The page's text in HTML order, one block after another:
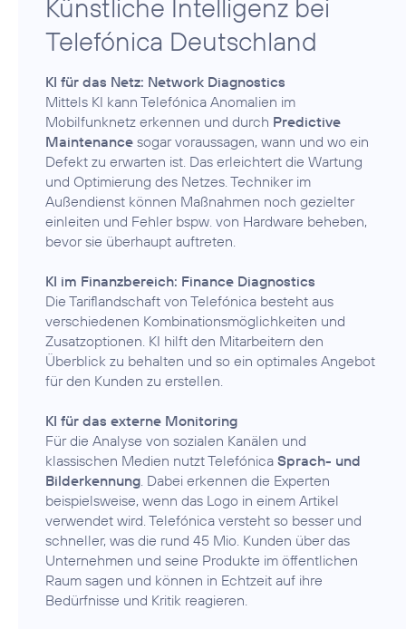
Künstliche Intelligenz bei
Telefónica Deutschland
KI für das Netz: Network Diagnostics
Mittels KI kann Telefónica Anomalien im
Mobilfunknetz erkennen und durch Predictive
Maintenance sogar voraussagen, wann und wo ein
Defekt zu erwarten ist. Das erleichtert die Wartung
und Optimierung des Netzes. Techniker im
Außendienst können Maßnahmen noch gezielter
einleiten und Fehler bspw. von Hardware beheben,
bevor sie überhaupt auftreten.
KI im Finanzbereich: Finance Diagnostics
Die Tariflandschaft von Telefónica besteht aus
verschiedenen Kombinationsmöglichkeiten und
Zusatzoptionen. KI hilft den Mitarbeitern den
Überblick zu behalten und so ein optimales Angebot
für den Kunden zu erstellen.
KI für das externe Monitoring
Für die Analyse von sozialen Kanälen und
klassischen Medien nutzt Telefónica Sprach- und
Bilderkennung . Dabei erkennen die Experten
beispielsweise, wenn das Logo in einem Artikel
verwendet wird. Telefónica versteht so besser und
schneller, was die rund 45 Mio. Kunden über das
Unternehmen und seine Produkte im öffentlichen
Raum sagen und können in Echtzeit auf ihre
Bedürfnisse und Kritik reagieren.